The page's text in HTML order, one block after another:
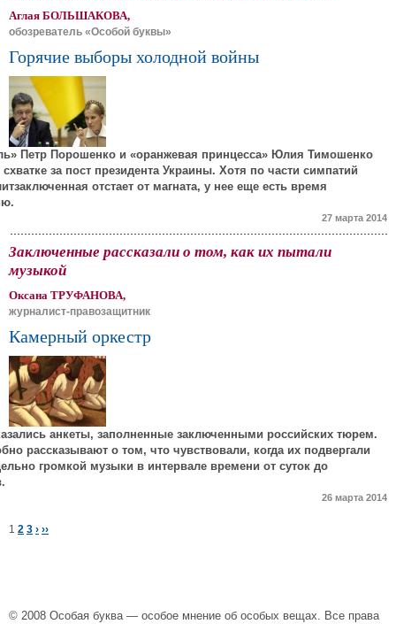
Аглая БОЛЬШАКОВА,
обозреватель «Особой буквы»
Горячие выборы холодной войны
Петр Порошенко и «оранжевая принцесса» Юлия Тимошенко
схватке за пост президента Украины. Хотя по части симпатий
отстает от магната, у нее еще есть время
27 марта 2014
Заключенные рассказали о том, как их пытали
музыкой
Оксана ТРУФАНОВА,
журналист-правозащитник
Камерный оркестр
анкеты, заполненные заключенными российских тюрем.
рассказывают о том, что чувствовали, когда их подвергали
громкой музыки в интервале времени от суток до
26 марта 2014
1 2 3 › ››
© 2008 Особая буква — особое мнение об особых вещах. Все права